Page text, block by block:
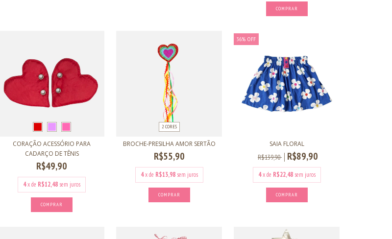
COMPRAR
CORAÇÃO ACESSÓRIO PARA
CADARÇO DE TÊNIS
R$49,90
4x de R$12,48 sem juros
COMPRAR
2 CORES
BROCHE-PRESILHA AMOR SERTÃO
R$55,90
4x de R$13,98 sem juros
COMPRAR
36%OFF
SAIA FLORAL
R$139,90 R$89,90
4 x de R$22,48 sem juros
COMPRAR